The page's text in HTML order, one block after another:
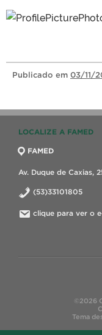
Publicado em 03/11/
LOCALIZE A FAMED
FAMED
Av. Duque de Caxias,
(53)33101805
clique para ver o
©2026
Tema